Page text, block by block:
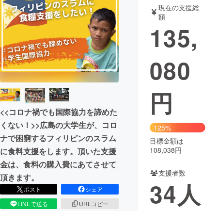
アート・写真 音楽
テクノロジー・ガジェット ゲーム・サ
映像・映画
ビジネス・起業
まちづくり・地域活性化
CAMPFIRE for Social Good
CAMPFIRE Creation
CAMPFIREふるさと納税machi-ya コミュニティ
<<コロナ禍でも国際協力を諦めた
くない！>>広島の大学生が、コロ
ナで困窮するフィリピンのスラム
に食料支援をします。頂いた支援
金は、食料の購入費にあてさせて
頂きます。
ポスト
シェア
LINEで送る
URLコピー
現在の支援総
額
135,
080
円
125%
目標金額は
108,038円
支援者数
34人